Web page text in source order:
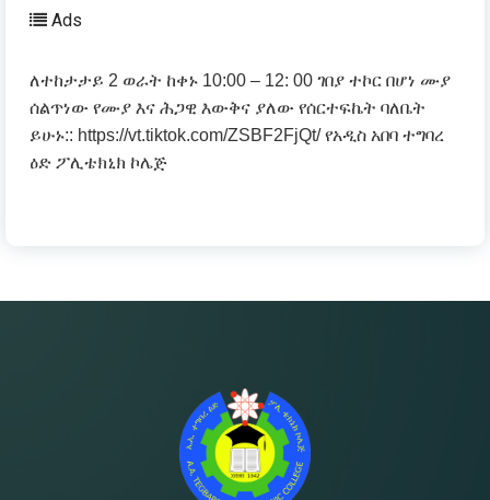
Ads
ለተከታታይ 2 ወራት ከቀኑ 10:00 – 12: 00 ገበያ ተኮር በሆነ ሙያ
ሰልጥነው የሙያ እና ሕጋዊ እውቅና ያለው የሰርተፍኬት ባለቤት
ይሁኑ:: https://vt.tiktok.com/ZSBF2FjQt/ የአዲስ አበባ ተግባረ
ዕድ ፖሊቴክኒክ ኮሌጅ